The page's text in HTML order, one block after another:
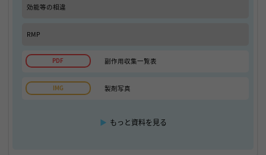
効能等の相違
RMP
副作用収集一覧表
製剤写真
▶ もっと資料を見る